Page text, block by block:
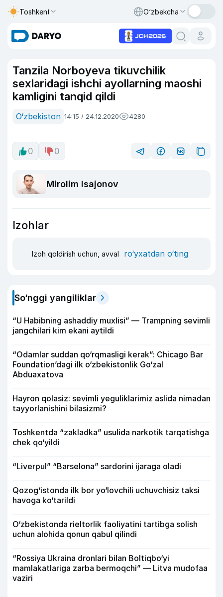
Toshkent O‘zbekcha
Tanzila Norboyeva tikuvchilik
sexlaridagi ishchi ayollarning maoshi
kamligini tanqid qildi
O‘zbekiston 14:15 / 24.12.2020 4280
0 0
Mirolim Isajonov
Izohlar
Izoh qoldirish uchun, avval ro‘yxatdan o‘ting
So‘nggi yangiliklar
“U Habibning ashaddiy muxlisi” — Trampning sevimli
jangchilari kim ekani aytildi
“Odamlar suddan qo‘rqmasligi kerak”: Chicago Bar
Foundation’dagi ilk o‘zbekistonlik Go‘zal
Abduaxatova
Hayron qolasiz: sevimli yeguliklarimiz aslida nimadan
tayyorlanishini bilasizmi?
Toshkentda “zakladka” usulida narkotik tarqatishga
chek qo‘yildi
“Liverpul” “Barselona” sardorini ijaraga oladi
Qozog‘istonda ilk bor yo‘lovchili uchuvchisiz taksi
havoga ko‘tarildi
O‘zbekistonda rieltorlik faoliyatini tartibga solish
uchun alohida qonun qabul qilindi
“Rossiya Ukraina dronlari bilan Boltiqbo‘yi
mamlakatlariga zarba bermoqchi” — Litva mudofaa
vaziri